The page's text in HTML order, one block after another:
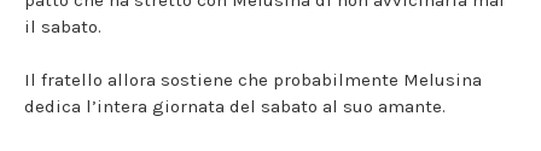
il sabato.
Il fratello allora sostiene che probabilmente Melusina
dedica l’intera giornata del sabato al suo amante.